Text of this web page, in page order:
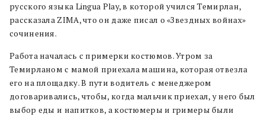
русского языка Lingua Play, в которой учился Темирлан,
рассказала ZIMA, что он даже писал о «Звездных войнах»
сочинения.
Работа началась с примерки костюмов. Утром за
Темирланом с мамой приехала машина, которая отвезла
его на площадку. В пути водитель с менеджером
договаривались, чтобы, когда мальчик приехал, у него был
выбор еды и напитков, а костюмеры и гримеры были